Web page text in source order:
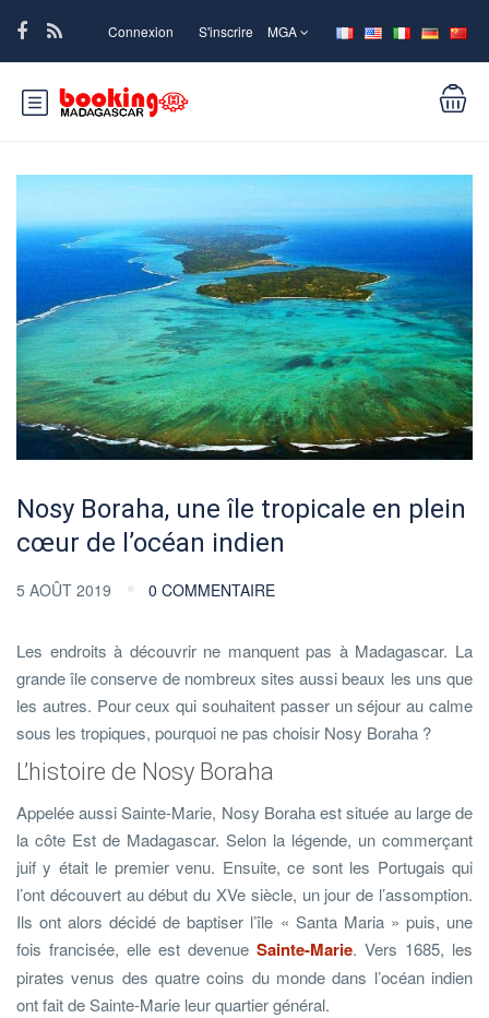
Connexion S'inscrire MGA
Nosy Boraha, une île tropicale en plein
cœur de l’océan indien
5 AOÛT 2019 0 COMMENTAIRE
Les endroits à découvrir ne manquent pas à Madagascar. La
grande île conserve de nombreux sites aussi beaux les uns que
les autres. Pour ceux qui souhaitent passer un séjour au calme
sous les tropiques, pourquoi ne pas choisir Nosy Boraha ?
L’histoire de Nosy Boraha
Appelée aussi Sainte-Marie, Nosy Boraha est située au large de
la côte Est de Madagascar. Selon la légende, un commerçant
juif y était le premier venu. Ensuite, ce sont les Portugais qui
l’ont découvert au début du XVe siècle, un jour de l’assomption.
Ils ont alors décidé de baptiser l’île « Santa Maria » puis, une
fois francisée, elle est devenue Sainte-Marie. Vers 1685, les
pirates venus des quatre coins du monde dans l’océan indien
ont fait de Sainte-Marie leur quartier général.